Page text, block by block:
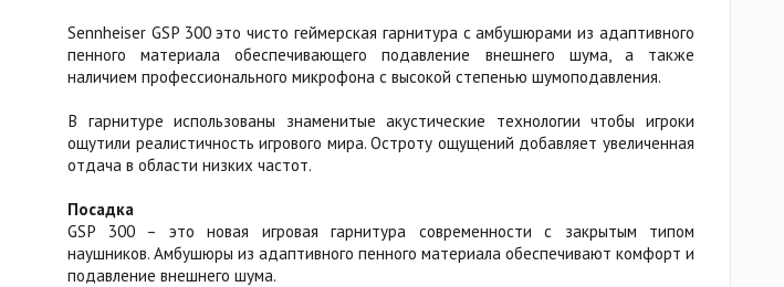
Sennheiser GSP 300 это чисто геймерская гарнитура с амбушюрами из адаптивного
пенного материала обеспечивающего подавление внешнего шума, а также
наличием профессионального микрофона с высокой степенью шумоподавления.
В гарнитуре использованы знаменитые акустические технологии чтобы игроки
ощутили реалистичность игрового мира. Остроту ощущений добавляет увеличенная
отдача в области низких частот.
Посадка
GSP 300 – это новая игровая гарнитура современности с закрытым типом
наушников. Амбушюры из адаптивного пенного материала обеспечивают комфорт и
подавление внешнего шума.